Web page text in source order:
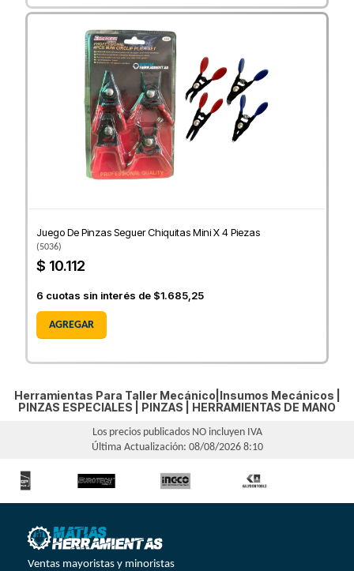
Juego De Pinzas Seguer Chiquitas Mini X 4 Piezas
(5036)
$ 10.112
6 cuotas sin interés de $1.685,25
AGREGAR
Herramientas Para Taller Mecánico|Insumos Mecánicos |
PINZAS ESPECIALES
PINZAS HERRAMIENTAS DE MANO
Los precios publicados NO incluyen IVA
Última Actualización: 08/08/2026 8:10
Ventas mayoristas y minoristas